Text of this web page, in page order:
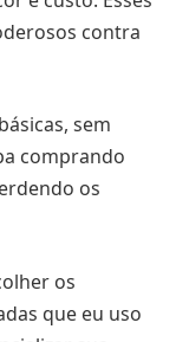
contra
sem
comprando
os
os
que eu uso